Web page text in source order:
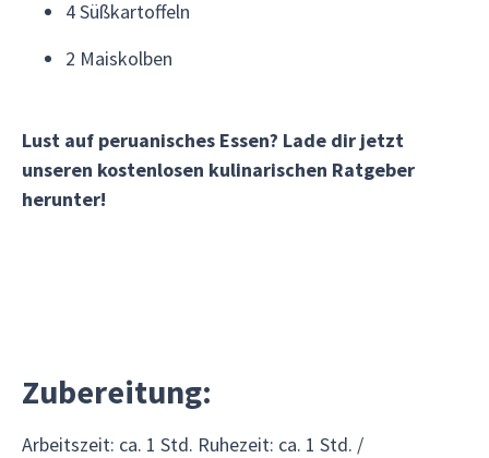
4 Süßkartoffeln
2 Maiskolben
Lust auf peruanisches Essen? Lade dir jetzt
unseren kostenlosen kulinarischen Ratgeber
herunter!
Zubereitung:
Arbeitszeit: ca. 1 Std. Ruhezeit: ca. 1 Std. /